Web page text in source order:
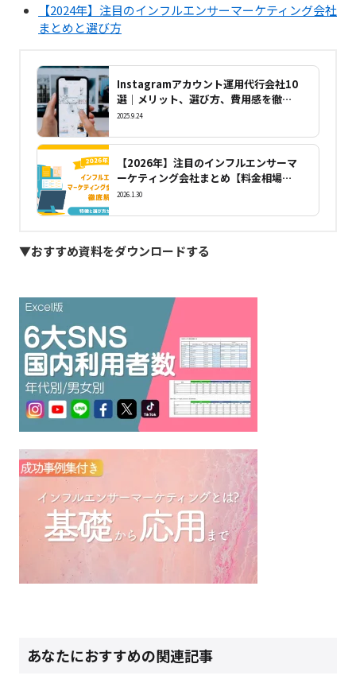
【2024年】注目のインフルエンサーマーケティング会社
まとめと選び方
Instagramアカウント運用代行会社10
選｜メリット、選び方、費用感を徹底
解説
2025.9.24
【2026年】注目のインフルエンサーマ
ーケティング会社まとめ【料金相場や
選び方】も解説！
2026.1.30
▼おすすめ資料をダウンロードする
あなたにおすすめの関連記事